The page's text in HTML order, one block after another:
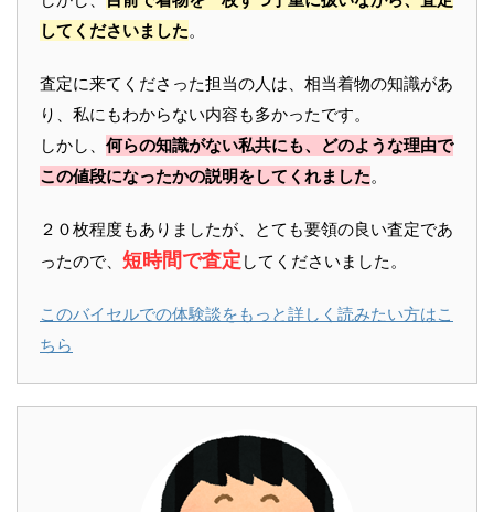
してくださいました。
査定に来てくださった担当の人は、相当着物の知識があ
り、私にもわからない内容も多かったです。
しかし、 何らの知識がない私共にも、どのような理由で
この値段になったかの説明をしてくれました。
２０枚程度もありましたが、とても要領の良い査定であ
ったので、 短時間で査定 してくださいました。
このバイセルでの体験談をもっと詳しく読みたい方はこ
ちら